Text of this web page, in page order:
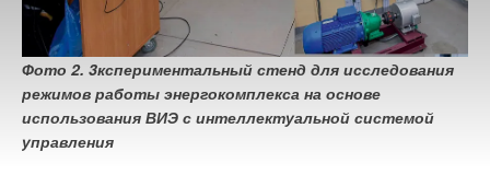
Фото 2. 3кспериментальный стенд для исследования
режимов работы энергокомплекса на основе
использования ВИЭ с интеллектуальной системой
управления